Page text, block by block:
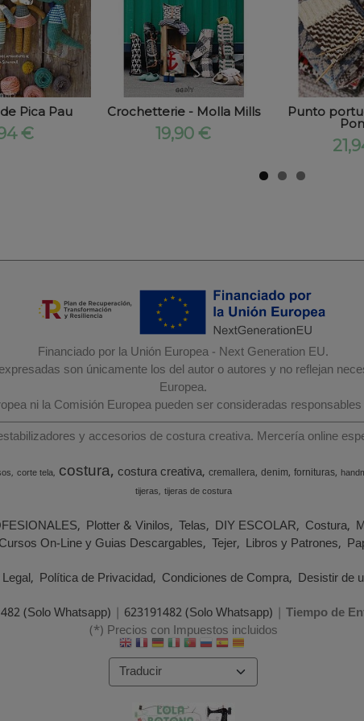
Pica Pau
€
Crochetterie - Molla Mills
19,90 €
Punto
Financiado por la Unión Europea - Next Generation EU.
son únicamente los del autor o autores y no reflejan
Europea.
ni la Comisión Europea pueden ser consideradas
y accesorios de costura creativa. Mercería online
corte tela costura costura creativa cremallera denim fornituras
tijeras tijeras de costura
Plotter & Vinilos Telas DIY ESCOLAR Costura
Cursos On-Line y Guias Descargables Tejer Libros y Patrones
Política de Privacidad Condiciones de Compra Desistir de
(Solo Whatsapp) | 623191482 (Solo Whatsapp) | Tiempo de
(*) Precios con Impuestos incluidos